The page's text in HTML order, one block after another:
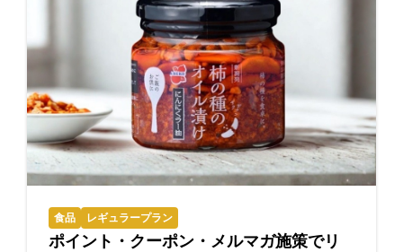
食品 レギュラープラン
ポイント・クーポン・メルマガ施策でリ